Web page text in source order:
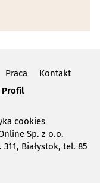
Praca
Kontakt
Profil
cookies
Sp. z o.o.
Białystok, tel. 85